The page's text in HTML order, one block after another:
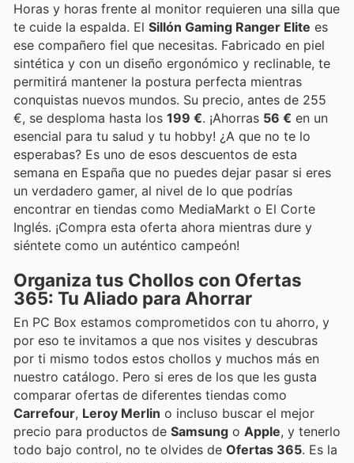
Horas y horas frente al monitor requieren una silla que
te cuide la espalda. El Sillón Gaming Ranger Elite es
ese compañero fiel que necesitas. Fabricado en piel
sintética y con un diseño ergonómico y reclinable, te
permitirá mantener la postura perfecta mientras
conquistas nuevos mundos. Su precio, antes de 255
€, se desploma hasta los 199 €. ¡Ahorras 56 € en un
esencial para tu salud y tu hobby! ¿A que no te lo
esperabas? Es uno de esos descuentos de esta
semana en España que no puedes dejar pasar si eres
un verdadero gamer, al nivel de lo que podrías
encontrar en tiendas como MediaMarkt o El Corte
Inglés. ¡Compra esta oferta ahora mientras dure y
siéntete como un auténtico campeón!
Organiza tus Chollos con Ofertas
365: Tu Aliado para Ahorrar
En PC Box estamos comprometidos con tu ahorro, y
por eso te invitamos a que nos visites y descubras
por ti mismo todos estos chollos y muchos más en
nuestro catálogo. Pero si eres de los que les gusta
comparar ofertas de diferentes tiendas como
Carrefour, Leroy Merlin o incluso buscar el mejor
precio para productos de Samsung o Apple, y tenerlo
todo bajo control, no te olvides de Ofertas 365. Es la